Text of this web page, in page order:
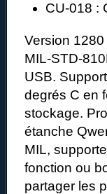
CU-018 :
Version
MIL-STD-
USB.
degrés C en
stockage.
étanche
MIL,
fonction ou
partager les